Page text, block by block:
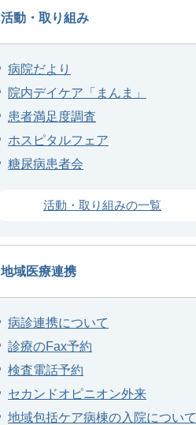
活動・取り組み
病院だより
院内デイケア「まんま」
患者満足度調査
ホスピタルフェア
糖尿病患者会
活動・取り組みの一覧
地域医療連携
病診連携について
診療のFax予約
検査電話予約
セカンドオピニオン外来
地域包括ケア病棟の入院について